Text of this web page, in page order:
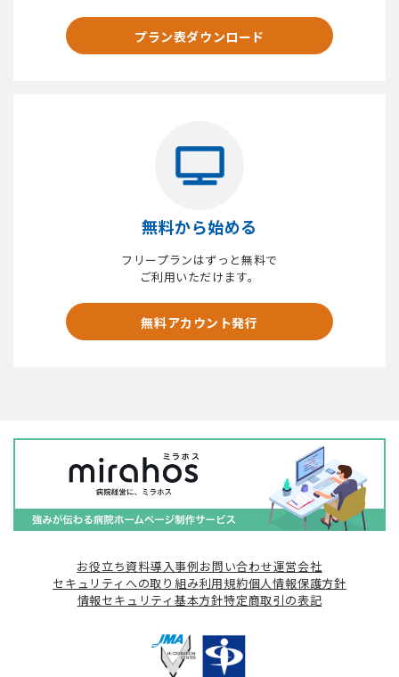
プラン表ダウンロード
無料から始める
フリープランはずっと無料で
ご利用いただけます。
無料アカウント発行
お役立ち資料導入事例お問い合わせ運営会社
セキュリティへの取り組み利用規約個人情報保護方針
情報セキュリティ基本方針特定商取引の表記